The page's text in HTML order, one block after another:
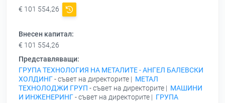
€ 101 554,26
Внесен капитал:
€ 101 554,26
Представляващи:
ГРУПА ТЕХНОЛОГИЯ НА МЕТАЛИТЕ - АНГЕЛ БАЛЕВСКИ
ХОЛДИНГ- съвет на директорите | МЕТАЛ
ТЕХНОЛОДЖИ ГРУП - съвет на директорите | МАШИНИ
И ИНЖЕНЕРИНГ- съвет на директорите | ГРУПА